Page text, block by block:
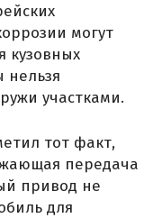
могут
кузовных
нельзя
участками.
тот факт,
передача
привод не
для